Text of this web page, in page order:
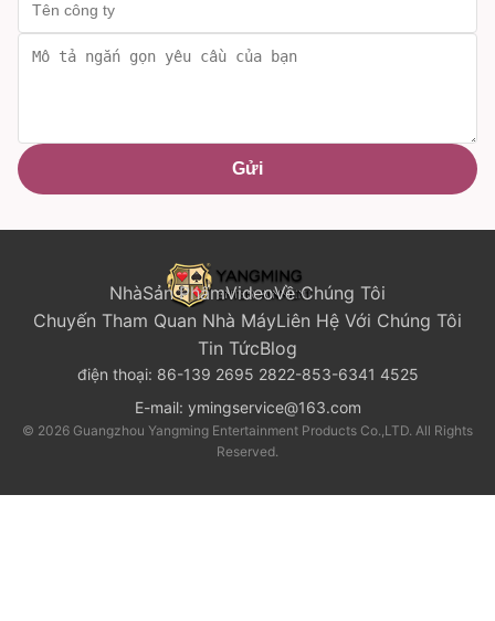
Gửi
NhàSản PhẩmVideoVề Chúng Tôi
Chuyến Tham Quan Nhà MáyLiên Hệ Với Chúng Tôi
Tin TứcBlog
điện thoại: 86-139 2695 2822-853-6341 4525
E-mail: ymingservice@163.com
© 2026 Guangzhou Yangming Entertainment Products Co.,LTD. All Rights
Reserved.